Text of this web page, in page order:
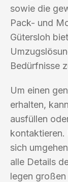
sowie die
Pack- und
Gütersloh
Bedürfnisse
Um einen
erhalten,
ausfüllen
kontaktieren.
sich
alle Details
legen